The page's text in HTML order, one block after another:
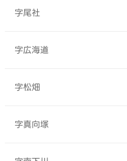
字尾社
字広海道
字松畑
字真向塚